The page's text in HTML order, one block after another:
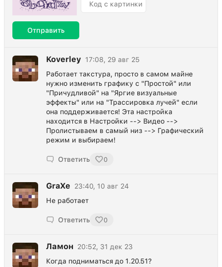
Отправить
Koverley
17:08, 29 авг 25
Работает такстура, просто в самом майне
нужно изменить графику с "Простой" или
"Причудливой" на "Яргие визуальные
эффекты" или на "Трассировка лучей" если
она поддерживается! Эта настройка
находится в Настройки --> Видео -->
Пролистываем в самый низ --> Графический
режим и выбираем!
Ответить 0
GraXe
23:40, 10 авг 24
Не работает
Ответить 0
Ламон 20:52, 31 дек 23
Когда подниматься до 1.20.51?